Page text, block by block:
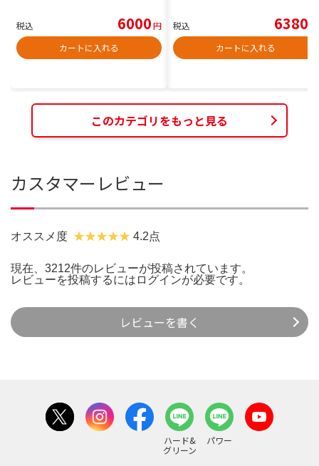
税込 6000円
カートに入れる
税込 6380
カートに入れる
このカテゴリをもっと見る
カスタマーレビュー
オススメ度 4.2点
現在、3212件のレビューが投稿されています。
レビューを投稿するには ログインが必要です。
レビューを書く
ハード&
グリーン
パワー